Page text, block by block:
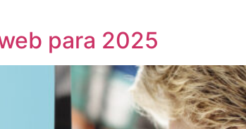
para 2025